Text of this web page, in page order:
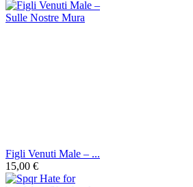
Figli Venuti Male ‎– ...
15,00 €